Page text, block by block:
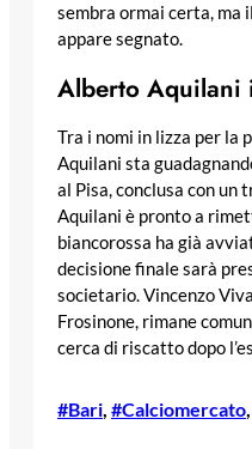
sembra ormai certa, ma
appare segnato.
Alberto Aquilani
Tra i nomi in lizza per la
Aquilani sta
al Pisa, conclusa con un
Aquilani è pronto a
biancorossa ha già
decisione finale sarà
societario. Vincenzo
Frosinone, rimane
cerca di riscatto dopo
#Bari, #Calciomercato,